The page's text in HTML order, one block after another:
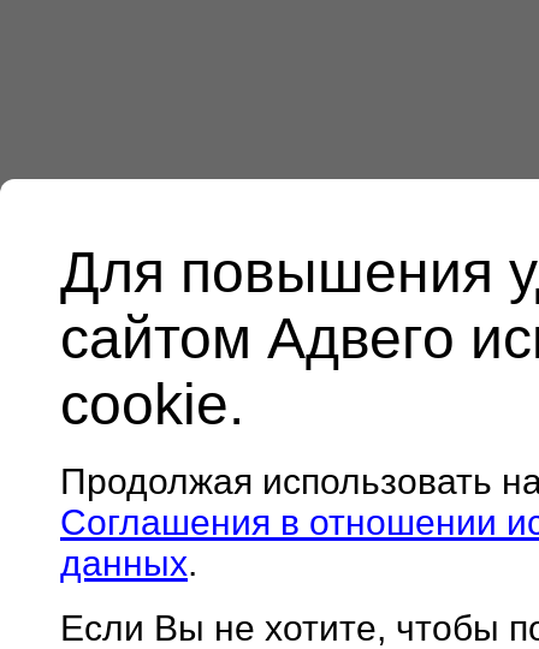
Для повышения
сайтом Адвего
cookie.
Продолжая использовать
Соглашения в отношении
данных.
Если Вы не хотите, чтобы